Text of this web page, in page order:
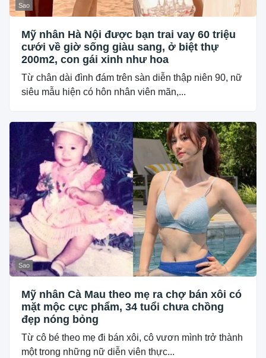
Sao
Mỹ nhân Hà Nội được bạn trai vay 60 triệu
cưới về giờ sống giàu sang, ở biệt thự
200m2, con gái xinh như hoa
Từ chân dài đình đám trên sàn diễn thập niên 90, nữ
siêu mẫu hiện có hôn nhân viên mãn,...
Sao
Mỹ nhân Cà Mau theo mẹ ra chợ bán xôi có
mặt mộc cực phẩm, 34 tuổi chưa chồng
đẹp nóng bỏng
Từ cô bé theo mẹ đi bán xôi, cô vươn mình trở thành
một trong những nữ diễn viên thực...